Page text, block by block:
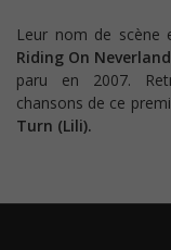
Leur nom de
Riding On Neverland
paru en 2007.
chansons de ce
Turn (Lili).